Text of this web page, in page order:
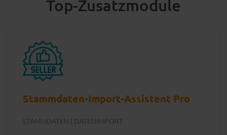
Top-Zusatzmodule
Stammdaten-Import-Assistent Pro
STAMMDATEN | DATENIMPORT